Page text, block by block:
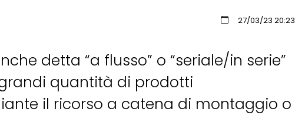
27/03/23 20:23
detta “a flusso” o “seriale/in serie”
quantità di prodotti
il ricorso a catena di montaggio o